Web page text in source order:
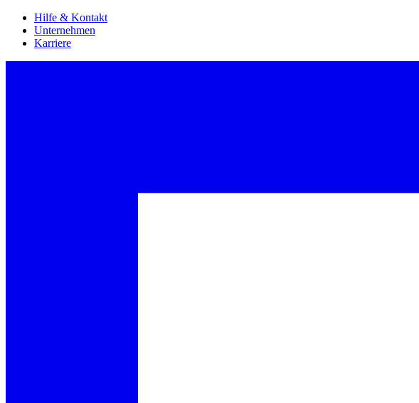
Hilfe & Kontakt
Unternehmen
Karriere